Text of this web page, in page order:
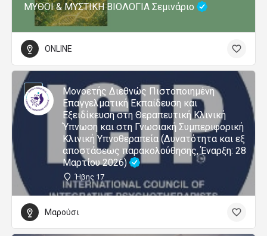
ΜΥΘΟΙ & ΜΥΣΤΙΚΗ ΒΙΟΛΟΓΙΑ Σεμινάριο
ONLINE
Μονοετής Διεθνώς Πιστοποιημένη
Επαγγελματική Εκπαίδευση και
Εξειδίκευση στη Θεραπευτική Κλινική
Ύπνωση και στη Γνωσιακή Συμπεριφορική
Κλινική Υπνοθεραπεία (Δυνατότητα και εξ
αποστάσεως παρακολούθησης, Έναρξη: 28
Μαρτίου 2026)
Ήβης 17
Μαρούσι